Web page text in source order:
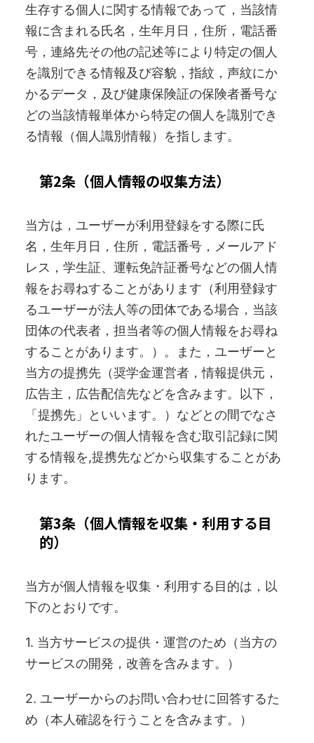
生存する個人に関する情報であって，当該情
報に含まれる氏名，生年月日，住所，電話番
号，連絡先その他の記述等により特定の個人
を識別できる情報及び容貌，指紋，声紋にか
かるデータ，及び健康保険証の保険者番号な
どの当該情報単体から特定の個人を識別でき
る情報（個人識別情報）を指します。
第2条（個人情報の収集方法）
当方は，ユーザーが利用登録をする際に氏
名，生年月日，住所，電話番号，メールアド
レス，学生証、運転免許証番号などの個人情
報をお尋ねすることがあります（利用登録す
るユーザーが法人等の団体である場合，当該
団体の代表者，担当者等の個人情報をお尋ね
することがあります。）。また，ユーザーと
当方の提携先（奨学金運営者，情報提供元，
広告主，広告配信先などを含みます。以下，
「提携先」といいます。）などとの間でなさ
れたユーザーの個人情報を含む取引記録に関
する情報を,提携先などから収集することがあ
ります。
第3条（個人情報を収集・利用する目
的）
当方が個人情報を収集・利用する目的は，以
下のとおりです。
1. 当方サービスの提供・運営のため（当方の
サービスの開発，改善を含みます。）
2. ユーザーからのお問い合わせに回答するた
め（本人確認を行うことを含みます。）